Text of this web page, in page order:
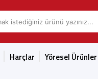
Harçlar Yöresel Ürünler